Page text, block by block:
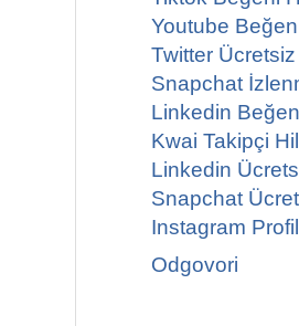
Youtube
Twitter
Snapchat
Linkedin
Kwai Takipçi
Linkedin
Snapchat
Instagram
Odgovori